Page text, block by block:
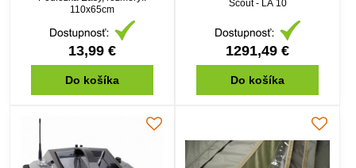
110x65cm
13,99 €
Do košíka
Scout - LA 10
1291,49 €
Do košíka